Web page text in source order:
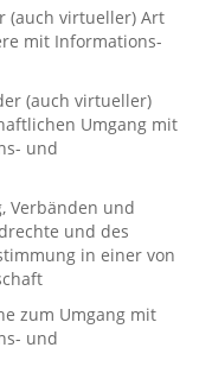
(‬auch virtueller‭) ‬Art
mit Informations-‭
(‬auch virtueller‭)
Umgang mit
‬und
‬Verbänden und
und des
in einer von
zum Umgang mit
‬und